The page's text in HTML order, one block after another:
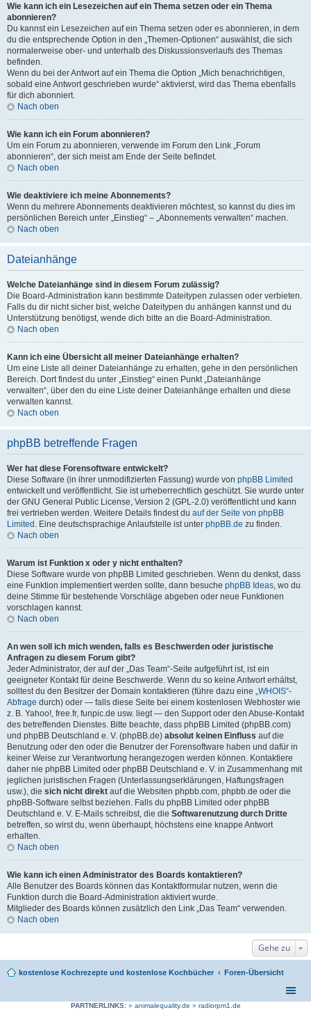
Wie kann ich ein Lesezeichen auf ein Thema setzen oder ein Thema
abonnieren?
Du kannst ein Lesezeichen auf ein Thema setzen oder es abonnieren, in dem
du die entsprechende Option in den „Themen-Optionen“ auswählst, die sich
normalerweise ober- und unterhalb des Diskussionsverlaufs des Themas
befinden.
Wenn du bei der Antwort auf ein Thema die Option „Mich benachrichtigen,
sobald eine Antwort geschrieben wurde“ aktivierst, wird das Thema ebenfalls
für dich abonniert.
Nach oben
Wie kann ich ein Forum abonnieren?
Um ein Forum zu abonnieren, verwende im Forum den Link „Forum
abonnieren“, der sich meist am Ende der Seite befindet.
Nach oben
Wie deaktiviere ich meine Abonnements?
Wenn du mehrere Abonnements deaktivieren möchtest, so kannst du dies im
persönlichen Bereich unter „Einstieg“ – „Abonnements verwalten“ machen.
Nach oben
Dateianhänge
Welche Dateianhänge sind in diesem Forum zulässig?
Die Board-Administration kann bestimmte Dateitypen zulassen oder verbieten.
Falls du dir nicht sicher bist, welche Dateitypen du anhängen kannst und du
Unterstützung benötigst, wende dich bitte an die Board-Administration.
Nach oben
Kann ich eine Übersicht all meiner Dateianhänge erhalten?
Um eine Liste all deiner Dateianhänge zu erhalten, gehe in den persönlichen
Bereich. Dort findest du unter „Einstieg“ einen Punkt „Dateianhänge
verwalten“, über den du eine Liste deiner Dateianhänge erhalten und diese
verwalten kannst.
Nach oben
phpBB betreffende Fragen
Wer hat diese Forensoftware entwickelt?
Diese Software (in ihrer unmodifizierten Fassung) wurde von phpBB Limited
entwickelt und veröffentlicht. Sie ist urheberrechtlich geschützt. Sie wurde unter
der GNU General Public License, Version 2 (GPL-2.0) veröffentlicht und kann
frei vertrieben werden. Weitere Details findest du auf der Seite von phpBB
Limited . Eine deutschsprachige Anlaufstelle ist unter phpBB.de zu finden.
Nach oben
Warum ist Funktion x oder y nicht enthalten?
Diese Software wurde von phpBB Limited geschrieben. Wenn du denkst, dass
eine Funktion implementiert werden sollte, dann besuche phpBB Ideas, wo du
deine Stimme für bestehende Vorschläge abgeben oder neue Funktionen
vorschlagen kannst.
Nach oben
An wen soll ich mich wenden, falls es Beschwerden oder juristische
Anfragen zu diesem Forum gibt?
Jeder Administrator, der auf der „Das Team“-Seite aufgeführt ist, ist ein
geeigneter Kontakt für deine Beschwerde. Wenn du so keine Antwort erhältst,
solltest du den Besitzer der Domain kontaktieren (führe dazu eine „WHOIS“-
Abfrage durch) oder — falls diese Seite bei einem kostenlosen Webhoster wie
z. B. Yahoo!, free.fr, funpic.de usw. liegt — den Support oder den Abuse-Kontakt
des betreffenden Dienstes. Bitte beachte, dass phpBB Limited (phpBB.com)
und phpBB Deutschland e. V. (phpBB.de) absolut keinen Einfluss auf die
Benutzung oder den oder die Benutzer der Forensoftware haben und dafür in
keiner Weise zur Verantwortung herangezogen werden können. Kontaktiere
daher nie phpBB Limited oder phpBB Deutschland e. V. in Zusammenhang mit
jeglichen juristischen Fragen (Unterlassungserklärungen, Haftungsfragen
usw.), die sich nicht direkt auf die Websiten phpbb.com, phpbb.de oder die
phpBB-Software selbst beziehen. Falls du phpBB Limited oder phpBB
Deutschland e. V. E-Mails schreibst, die die Softwarenutzung durch Dritte
betreffen, so wirst du, wenn überhaupt, höchstens eine knappe Antwort
erhalten.
Nach oben
Wie kann ich einen Administrator des Boards kontaktieren?
Alle Benutzer des Boards können das Kontaktformular nutzen, wenn die
Funktion durch die Board-Administration aktiviert wurde.
Mitglieder des Boards können zusätzlich den Link „Das Team“ verwenden.
Nach oben
Gehe zu
kostenlose Kochrezepte und kostenlose Kochbücher Foren-Übersicht
PARTNERLINKS:» animalequality.de » radiorpm1.de